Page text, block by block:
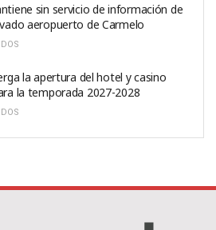
sin servicio de información de
aeropuerto de Carmelo
la apertura del hotel y casino
la temporada 2027-2028